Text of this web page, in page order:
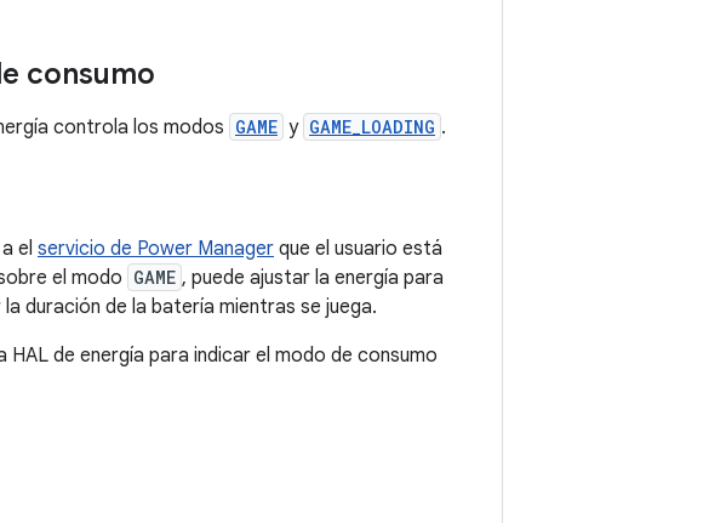
consumo
controla los modos GAME y GAME_LOADING .
el servicio de Power Manager que el usuario está
el modo GAME , puede ajustar la energía para
duración de la batería mientras se juega.
de energía para indicar el modo de consumo